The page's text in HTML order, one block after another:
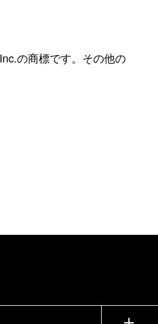
の商標です。その他の